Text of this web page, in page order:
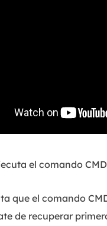
el comando
que el comando
de recuperar